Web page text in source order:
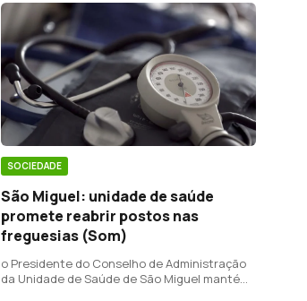
SOCIEDADE
São Miguel: unidade de saúde
promete reabrir postos nas
freguesias (Som)
o Presidente do Conselho de Administração
da Unidade de Saúde de São Miguel mantém